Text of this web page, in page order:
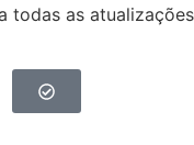
todas as atualizações